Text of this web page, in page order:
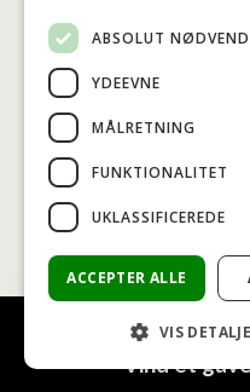
© COPYRIGHT
ABSOLUT
YDEEVNE
MÅLRETNING
FUNKTIONALITET
UKLASSIFICEREDE
ACCEPTER ALLE
VIS
Vind et